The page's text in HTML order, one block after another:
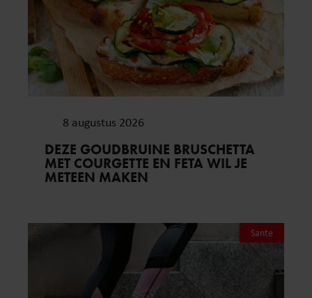
8 augustus 2026
DEZE GOUDBRUINE BRUSCHETTA
MET COURGETTE EN FETA WIL JE
METEEN MAKEN
Sante